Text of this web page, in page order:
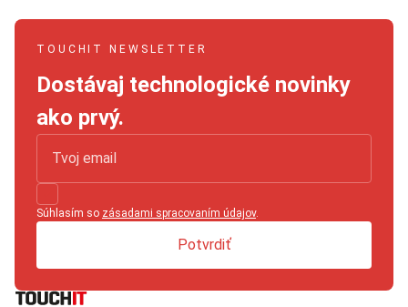
TOUCHIT NEWSLETTER
Dostávaj technologické novinky
ako prvý.
Súhlasím so zásadami spracovaním údajov.
Potvrdiť